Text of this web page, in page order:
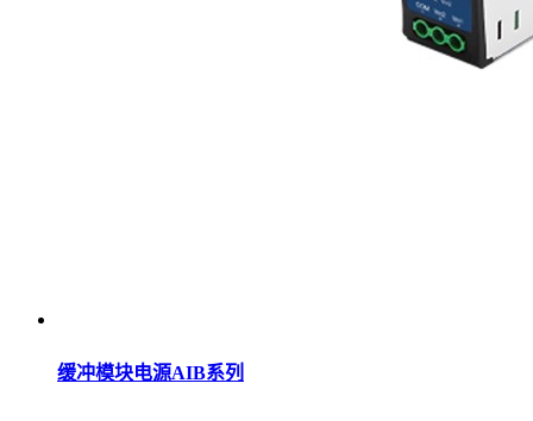
缓冲模块电源AIB系列